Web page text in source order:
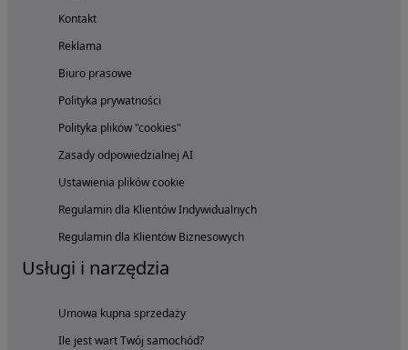
Kontakt
Reklama
Biuro prasowe
Polityka prywatności
Polityka plików "cookies"
Zasady odpowiedzialnej AI
Ustawienia plików cookie
Regulamin dla Klientów Indywidualnych
Regulamin dla Klientów Biznesowych
Usługi i narzędzia
Umowa kupna sprzedaży
Ile jest wart Twój samochód?